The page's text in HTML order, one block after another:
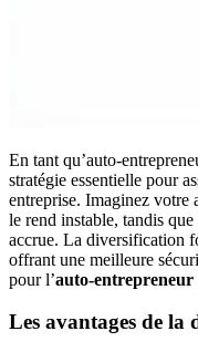
En tant qu’auto-
stratégie essentielle pour
entreprise. Imaginez votre
le rend instable, tandis
accrue. La diversification
offrant une meilleure
pour l’auto-entrepreneur
Les avantages de la